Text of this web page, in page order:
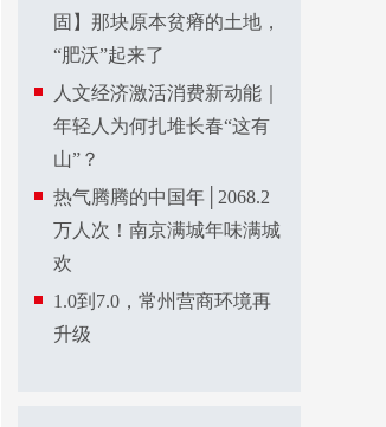
固】那块原本贫瘠的土地，
“肥沃”起来了
人文经济激活消费新动能｜
年轻人为何扎堆长春“这有
山”？
热气腾腾的中国年│2068.2
万人次！南京满城年味满城
欢
1.0到7.0，常州营商环境再
升级